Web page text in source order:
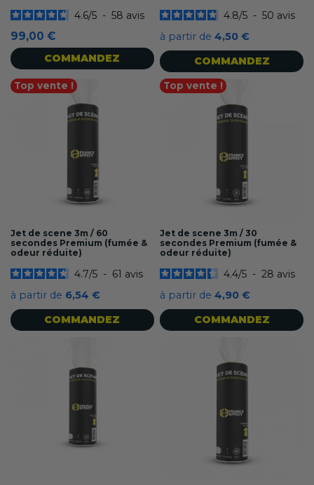
4.6/5 - 58 avis
99,00 €
COMMANDEZ
4.8/5 - 50 avis
à partir de4,50 €
COMMANDEZ
Top vente !
Jet de scene 3m / 60
secondes Premium (fumée &
odeur réduite)
4.7/5 - 61 avis
à partir de 6,54 €
COMMANDEZ
Top vente !
Jet de scene 3m / 30
secondes Premium (fumée &
odeur réduite)
4.4/5 - 28 avis
à partir de4,90 €
COMMANDEZ